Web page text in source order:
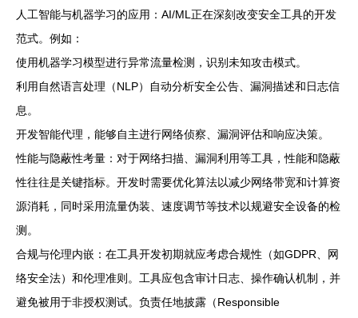
人工智能与机器学习的应用：AI/ML正在深刻改变安全工具的开发
范式。例如：
使用机器学习模型进行异常流量检测，识别未知攻击模式。
利用自然语言处理（NLP）自动分析安全公告、漏洞描述和日志信
息。
开发智能代理，能够自主进行网络侦察、漏洞评估和响应决策。
性能与隐蔽性考量：对于网络扫描、漏洞利用等工具，性能和隐蔽
性往往是关键指标。开发时需要优化算法以减少网络带宽和计算资
源消耗，同时采用流量伪装、速度调节等技术以规避安全设备的检
测。
合规与伦理内嵌：在工具开发初期就应考虑合规性（如GDPR、网
络安全法）和伦理准则。工具应包含审计日志、操作确认机制，并
避免被用于非授权测试。负责任地披露（Responsible